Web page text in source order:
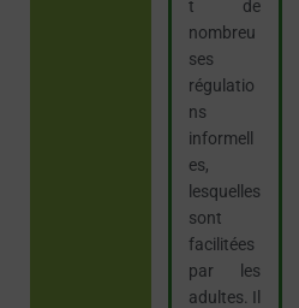
t de
nombreu
ses
régulatio
ns
informell
es,
lesquelles
sont
facilitées
par les
adultes. Il